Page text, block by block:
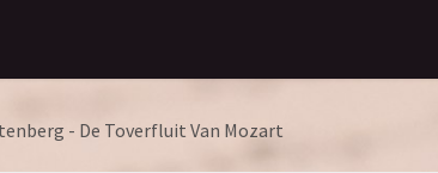
- De Toverfluit Van Mozart